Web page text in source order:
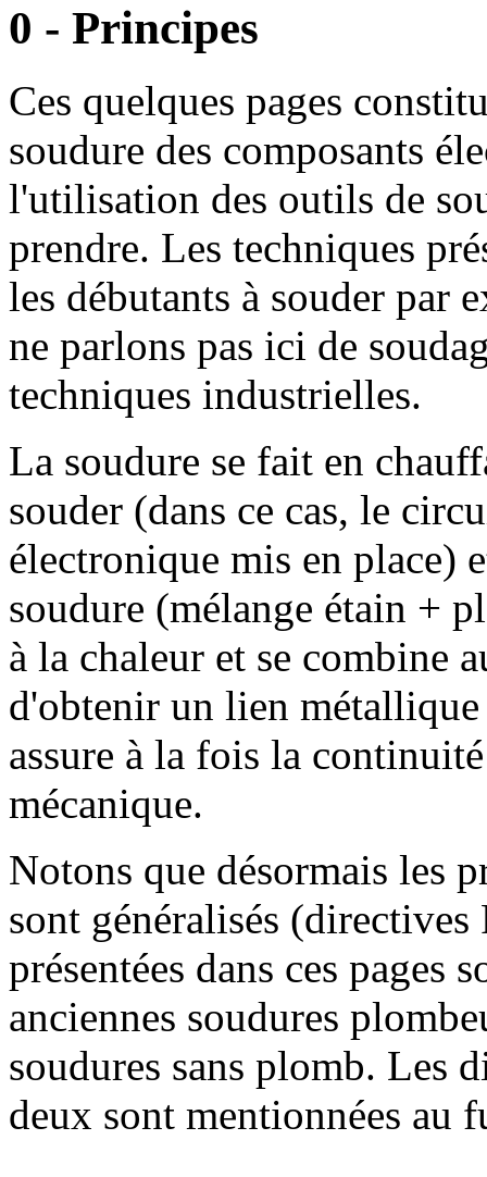
0 - Principes
Ces quelques pages
soudure des composants
l'utilisation des outils de
prendre. Les techniques
les débutants à souder par
ne parlons pas ici de
techniques industrielles.
La soudure se fait en
souder (dans ce cas, le
électronique mis en place)
soudure (mélange étain +
à la chaleur et se combine
d'obtenir un lien
assure à la fois la
mécanique.
Notons que désormais les
sont généralisés
présentées dans ces pages
anciennes soudures
soudures sans plomb. Les
deux sont mentionnées au